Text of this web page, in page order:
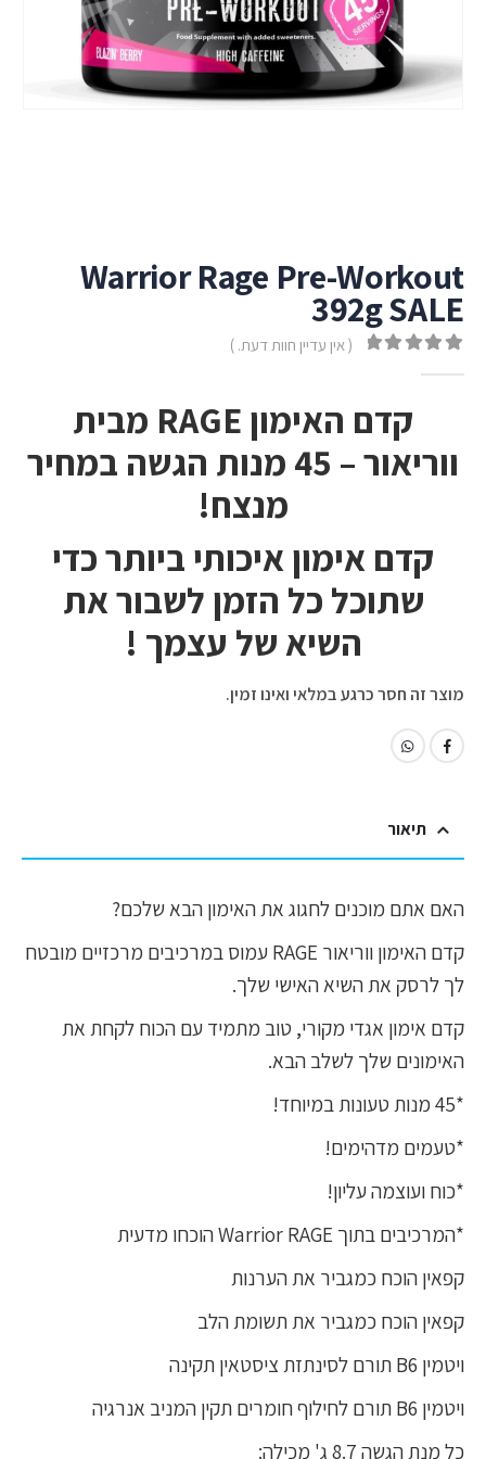
Warrior Rage Pre-Workout
392g SALE
( אין עדיין חוות דעת. )
קדם האימון RAGE מבית
ווריאור – 45 מנות הגשה במחיר
מנצח!
קדם אימון איכותי ביותר כדי
שתוכל כל הזמן לשבור את
השיא של עצמך !
מוצר זה חסר כרגע במלאי ואינו זמין.
תיאור
האם אתם מוכנים לחגוג את האימון הבא שלכם?
קדם האימון ווריאור RAGE עמוס במרכיבים מרכזיים מובטח
לך לרסק את השיא האישי שלך.
קדם אימון אגדי מקורי, טוב מתמיד עם הכוח לקחת את
האימונים שלך לשלב הבא.
*45 מנות טעונות במיוחד!
*טעמים מדהימים!
*כוח ועוצמה עליון!
*המרכיבים בתוך Warrior RAGE הוכחו מדעית
קפאין הוכח כמגביר את הערנות
קפאין הוכח כמגביר את תשומת הלב
ויטמין B6 תורם לסינתזת ציסטאין תקינה
ויטמין B6 תורם לחילוף חומרים תקין המניב אנרגיה
כל מנת הגשה 8.7 ג' מכילה: